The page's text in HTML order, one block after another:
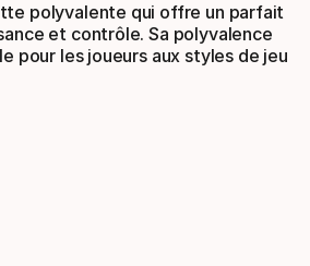
polyvalente qui offre un parfait
et contrôle. Sa polyvalence
pour les joueurs aux styles de jeu